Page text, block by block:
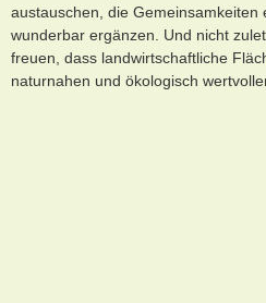
austauschen, die Gemeinsamkeiten
wunderbar ergänzen. Und nicht
freuen, dass landwirtschaftliche
naturnahen und ökologisch